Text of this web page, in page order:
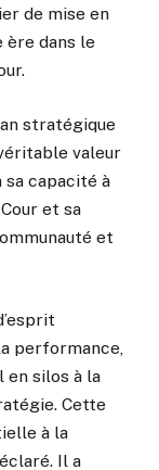
de mise en
ère dans le
stratégique
valeur
capacité à
et sa
et
performance,
en silos à la
Cette
à la
Il a